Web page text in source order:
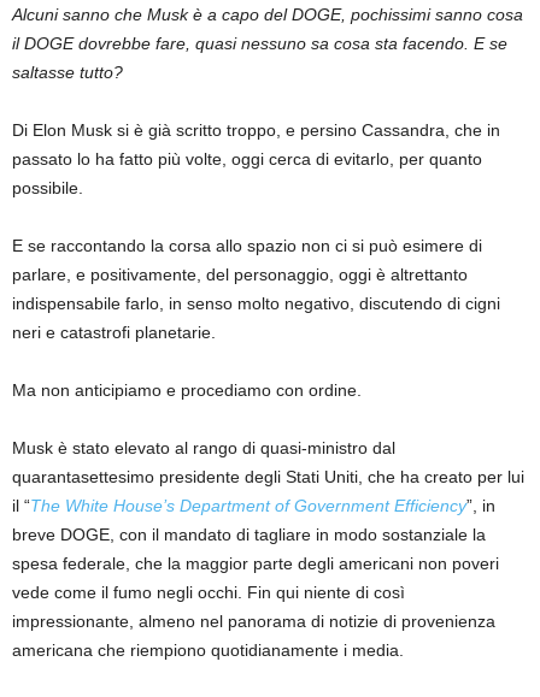
Alcuni sanno che Musk è a capo del DOGE, pochissimi sanno cosa
il DOGE dovrebbe fare, quasi nessuno sa cosa sta facendo. E se
saltasse tutto?
Di Elon Musk si è già scritto troppo, e persino Cassandra, che in
passato lo ha fatto più volte, oggi cerca di evitarlo, per quanto
possibile.
E se raccontando la corsa allo spazio non ci si può esimere di
parlare, e positivamente, del personaggio, oggi è altrettanto
indispensabile farlo, in senso molto negativo, discutendo di cigni
neri e catastrofi planetarie.
Ma non anticipiamo e procediamo con ordine.
Musk è stato elevato al rango di quasi-ministro dal
quarantasettesimo presidente degli Stati Uniti, che ha creato per lui
il “The White House’s Department of Government Efficiency”, in
breve DOGE, con il mandato di tagliare in modo sostanziale la
spesa federale, che la maggior parte degli americani non poveri
vede come il fumo negli occhi. Fin qui niente di così
impressionante, almeno nel panorama di notizie di provenienza
americana che riempiono quotidianamente i media.